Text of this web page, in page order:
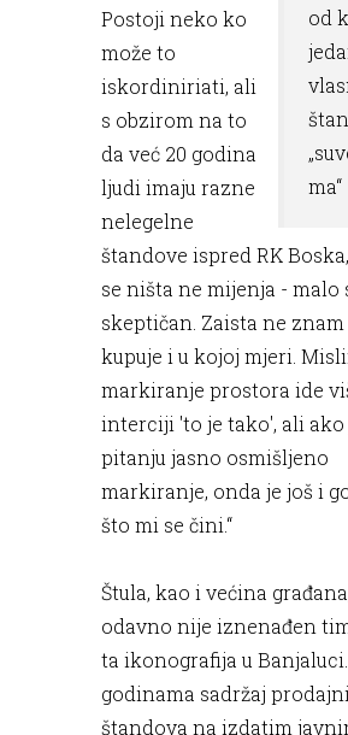
od
ma“
Postoji neko ko
može to
iskordiniriati, ali
s obzirom na to
da već 20 godina
ljudi imaju razne
nelegelne
štandove ispred RK
se ništa ne mijenja - malo
skeptičan. Zaista ne
kupuje i u kojoj mjeri.
markiranje prostora ide
interciji 'to je tako', ali ako
pitanju jasno osmišljeno
markiranje, onda je još i
što mi se čini.“
Štula, kao i većina
odavno nije iznenađen
ta ikonografija u
godinama sadržaj
štandova na izdatim